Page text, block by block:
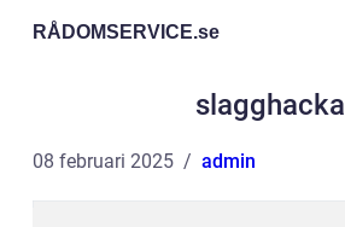
RÅDOMSERVICE.se
slagghacka
08 februari 2025 admin